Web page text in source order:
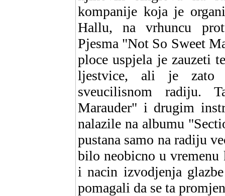
kompanije koja je
Hallu, na vrhuncu
Pjesma "Not So Sweet
ploce uspjela je zauzeti
ljestvice, ali je zato
sveucilisnom radiju.
Marauder" i drugim
nalazile na albumu
pustana samo na radiju
bilo neobicno u
i nacin izvodjenja
pomagali da se ta